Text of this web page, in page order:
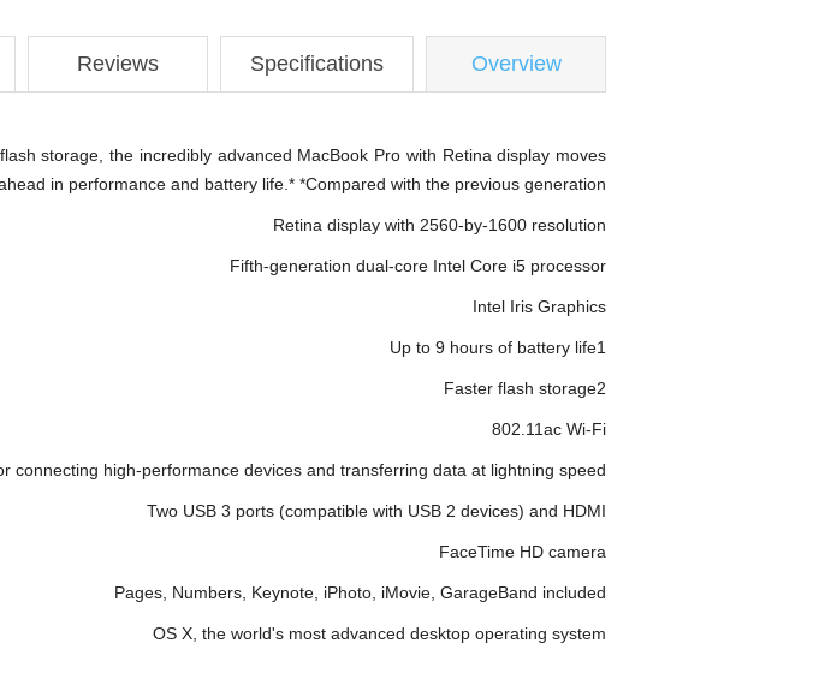
Overview
Specifications
Reviews
storage, the incredibly advanced MacBook Pro with Retina display moves
in performance and battery life.* *Compared with the previous generation.
Retina display with 2560-by-1600 resolution
Fifth-generation dual-core Intel Core i5 processor
Intel Iris Graphics
Up to 9 hours of battery life1
Faster flash storage2
802.11ac Wi-Fi
connecting high-performance devices and transferring data at lightning speed
Two USB 3 ports (compatible with USB 2 devices) and HDMI
FaceTime HD camera
Pages, Numbers, Keynote, iPhoto, iMovie, GarageBand included
OS X, the world's most advanced desktop operating system